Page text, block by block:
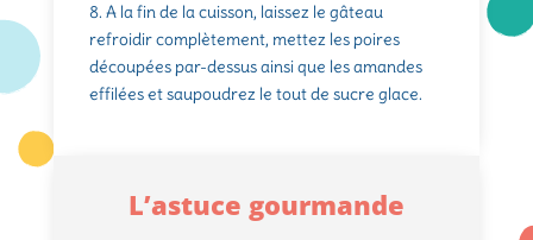
8. A la fin de la cuisson, laissez le gâteau
refroidir complètement, mettez les poires
découpées par-dessus ainsi que les amandes
effilées et saupoudrez le tout de sucre glace.
L’astuce gourmande